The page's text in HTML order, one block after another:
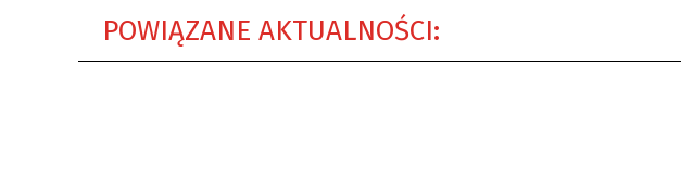
POWIĄZANE AKTUALNOŚCI: